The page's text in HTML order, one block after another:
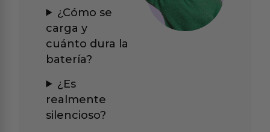
¿Cómo se
carga y
cuánto dura la
batería?
¿Es
realmente
silencioso?